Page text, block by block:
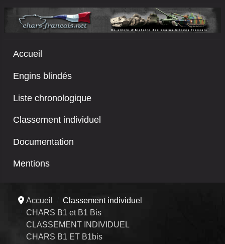
Accueil
Engins blindés
Liste chronologique
Classement individuel
Documentation
Mentions
Accueil
Classement individuel
CHARS B1 et B1 Bis
CLASSEMENT INDIVIDUEL
CHARS B1 ET B1bis